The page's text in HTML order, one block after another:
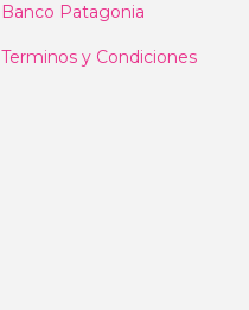
Banco Patagonia
Terminos y Condiciones